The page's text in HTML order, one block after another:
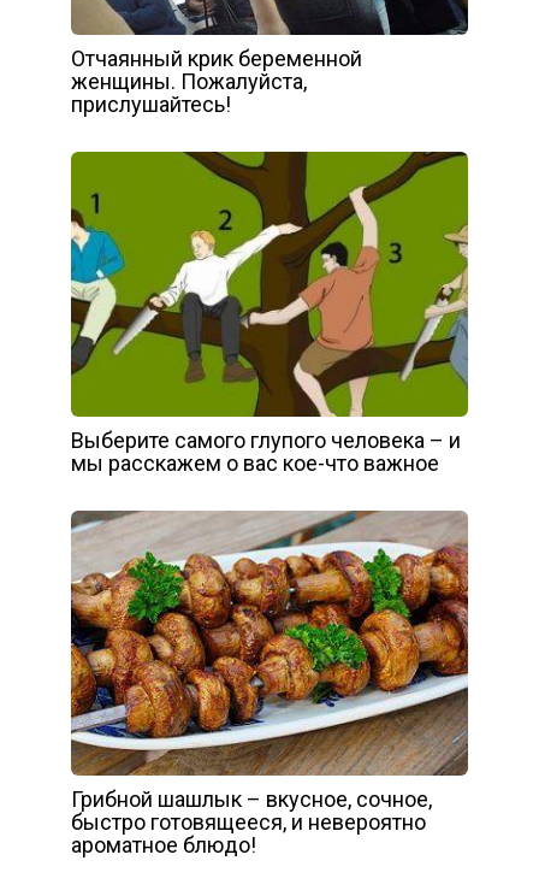
Отчаянный крик беременной
женщины. Пожалуйста,
прислушайтесь!
Выберите самого глупого человека – и
мы расскажем о вас кое-что важное
Грибной шашлык – вкусное, сочное,
быстро готовящееся, и невероятно
ароматное блюдо!